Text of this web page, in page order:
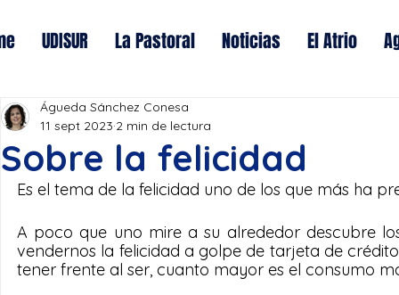
UDISUR La Pastoral Noticias El Atrio
Sobre la felicidad
Águeda Sánchez Conesa
11 sept 2023 2 min de lectura
Es el tema de la felicidad uno de los que más ha
A poco que uno mire a su alrededor descubre
vendernos la felicidad a golpe de tarjeta de
tener frente al ser, cuanto mayor es el consumo